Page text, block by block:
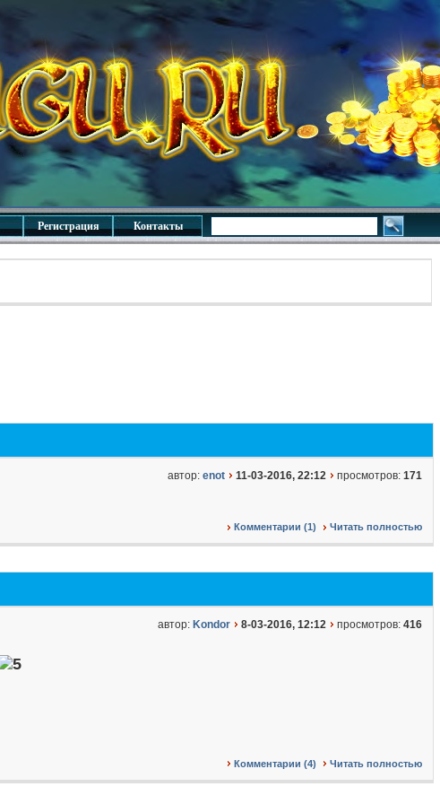
Регистрация Контакты
автор: enot 11-03-2016, 22:12 просмотров: 171
Комментарии (1) Читать полностью
автор: Kondor 8-03-2016, 12:12 просмотров: 416
Комментарии (4) Читать полностью